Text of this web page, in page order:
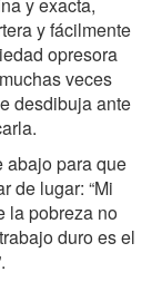
y fácilmente
opresora
veces
desdibuja ante
abajo para que
de lugar: “Mi
la pobreza no
duro es el